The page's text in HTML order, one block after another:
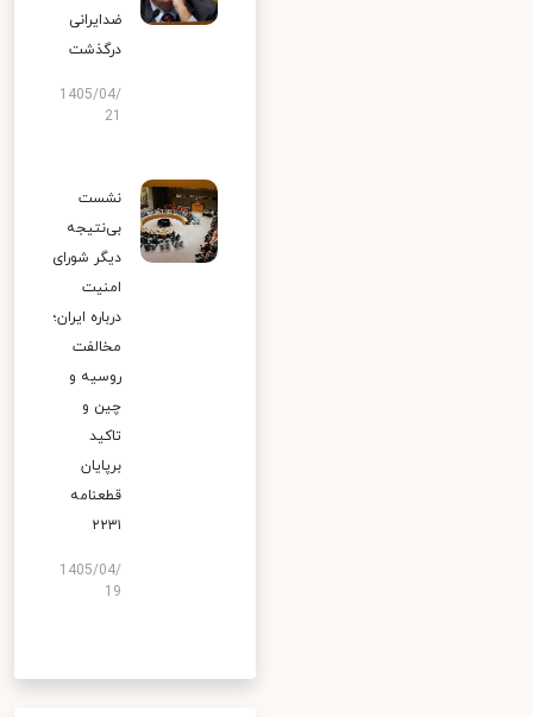
ضدایرانی
درگذشت
1405/04/
نشست
بی‌نتیجه
دیگر شورای
امنیت
درباره ایران؛
مخالفت
روسیه و
چین و
تاکید
برپایان
قطعنامه
۲۲۳۱
1405/04/
19